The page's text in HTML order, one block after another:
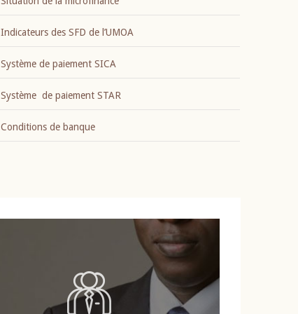
Indicateurs des SFD de l’UMOA
Système de paiement SICA
Système de paiement STAR
Conditions de banque